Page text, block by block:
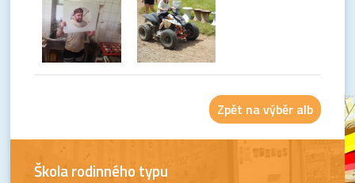
Zpět na výběr alb
Škola rodinného typu